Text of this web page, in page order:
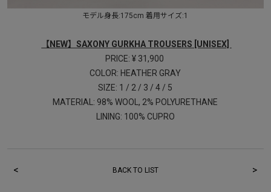
モデル身長:175cm 着用サイズ:1
【NEW】SAXONY GURKHA TROUSERS [UNISEX]
PRICE: ¥ 31,900
COLOR: HEATHER GRAY
SIZE: 1 / 2 / 3 / 4 / 5
MATERIAL: 98% WOOL, 2% POLYURETHANE
LINING: 100% CUPRO
< BACK TO LIST >